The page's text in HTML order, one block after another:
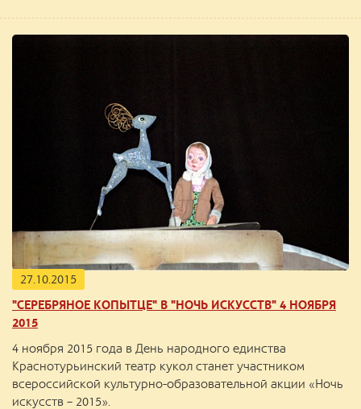
27.10.2015
"СЕРЕБРЯНОЕ КОПЫТЦЕ" В "НОЧЬ ИСКУССТВ" 4 НОЯБРЯ
2015
4 ноября 2015 года в День народного единства
Краснотурьинский театр кукол станет участником
всероссийской культурно-образовательной акции «Ночь
искусств – 2015».